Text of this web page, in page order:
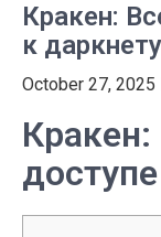
Кракен:
к
October 27, 2025